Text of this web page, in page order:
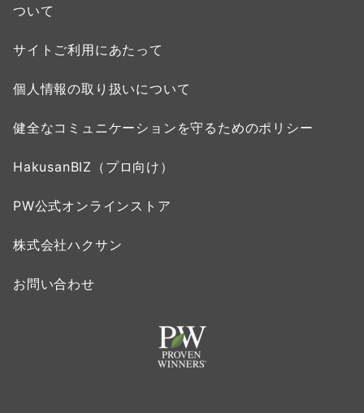
ついて
サイトご利用にあたって
個人情報の取り扱いについて
健全なコミュニケーションを守るためのポリシー
HakusanBIZ（プロ向け）
PW公式オンラインストア
株式会社ハクサン
お問い合わせ